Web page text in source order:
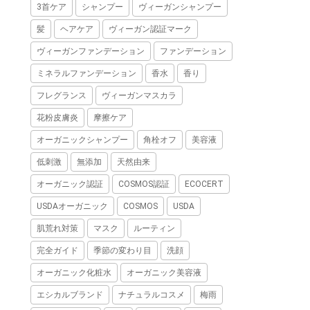
3首ケア シャンプー ヴィーガンシャンプー
髪 ヘアケア ヴィーガン認証マーク
ヴィーガンファンデーション ファンデーション
ミネラルファンデーション 香水 香り
フレグランス ヴィーガンマスカラ
花粉皮膚炎 摩擦ケア
オーガニックシャンプー 角栓オフ 美容液
低刺激 無添加 天然由来
オーガニック認証 COSMOS認証 ECOCERT
USDAオーガニック COSMOS USDA
肌荒れ対策 マスク ルーティン
完全ガイド 季節の変わり目 洗顔
オーガニック化粧水 オーガニック美容液
エシカルブランド ナチュラルコスメ 梅雨